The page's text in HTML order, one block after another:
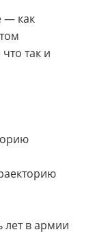
— как
так и
лет в армии